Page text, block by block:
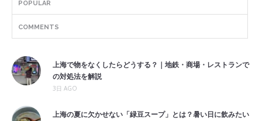
POPULAR
COMMENTS
上海で物をなくしたらどうする？｜地鉄・商場・レストランで
の対処法を解説
3日 AGO
上海の夏に欠かせない「緑豆スープ」とは？暑い日に飲みたい